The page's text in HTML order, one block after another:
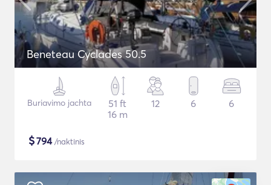
Beneteau Cyclades 50.5
Buriavimo jachta
51 ft
16 m
12 6 6
$794/naktinis